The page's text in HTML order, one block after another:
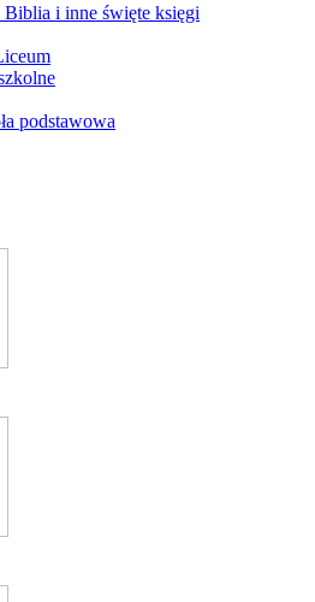
Biblia i inne święte księgi
podstawowa